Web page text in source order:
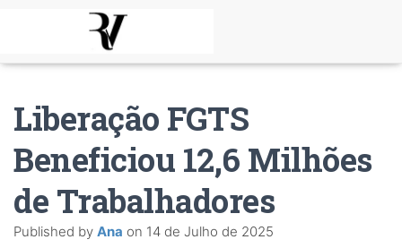
Liberação FGTS
Beneficiou 12,6 Milhões
de Trabalhadores
Published by Ana on 14 de Julho de 2025